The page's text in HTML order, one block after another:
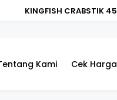
KINGFISH CRABSTIK 450
Kami Cek Harga